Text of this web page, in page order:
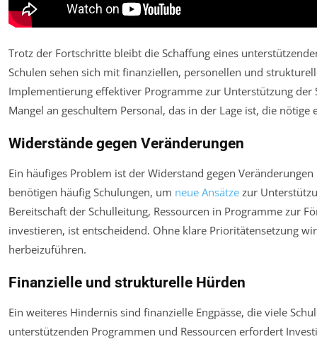
Trotz der Fortschritte bleibt die Schaffung eines
Schulen sehen sich mit finanziellen, personellen und
Implementierung effektiver Programme zur Unterstützung der
Mangel an geschultem Personal, das in der Lage ist, die
Widerstände gegen Veränderungen
Ein häufiges Problem ist der Widerstand gegen
benötigen häufig Schulungen, um neue Ansätze zur
Bereitschaft der Schulleitung, Ressourcen in Programme zur
investieren, ist entscheidend. Ohne klare Prioritätensetzung
herbeizuführen.
Finanzielle und strukturelle Hürden
Ein weiteres Hindernis sind finanzielle Engpässe, die viele
unterstützenden Programmen und Ressourcen erfordert